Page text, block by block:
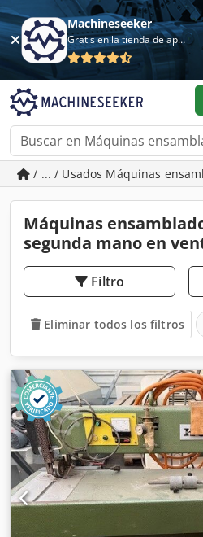
Machineseeker
Gratis en la tienda de aplicaciones
/ ... / Usados Máquinas
Máquinas
segunda mano en
Filtro
Eliminar todos los filtros